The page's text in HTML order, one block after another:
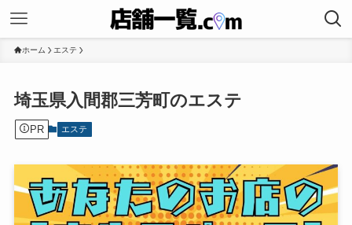
ホーム エステ
埼玉県入間郡三芳町のエステ
PR エステ